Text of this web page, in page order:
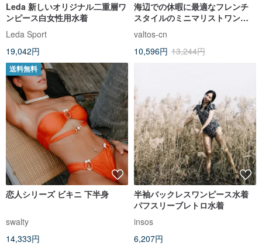
Leda 新しいオリジナル二重層ワ
ンピース白女性用水着
Leda Sport
19,042円
海辺での休暇に最適なフレンチ
スタイルのミニマリストワンピ
ース水着、レーシングサーフィ
ン水着、マルチカラー
valtos-cn
10,596円 13,244円
送料無料
恋人シリーズ ビキニ 下半身
swalty
14,333円
半袖バックレスワンピース水着
パフスリーブレトロ水着
insos
6,207円